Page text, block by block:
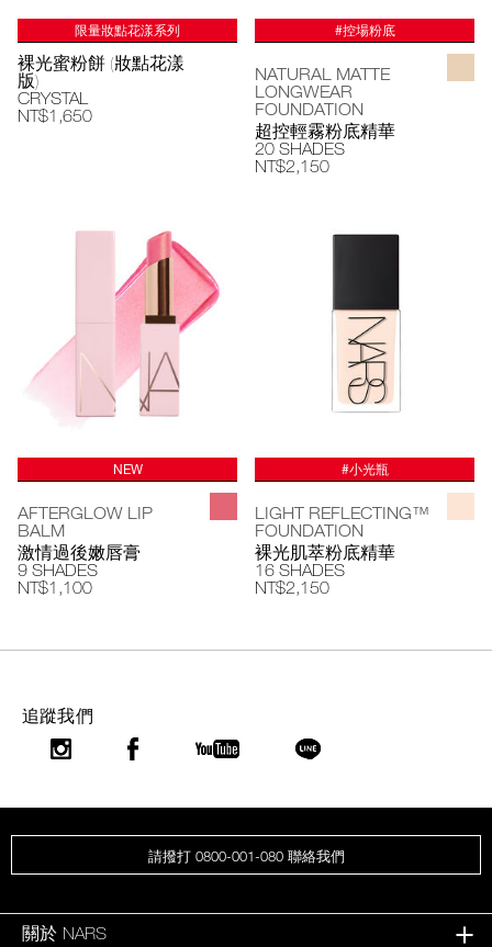
限量妝點花漾系列
裸光蜜粉餅 (妝點花漾
版)
CRYSTAL
NT$1,650
#控場粉底
NATURAL MATTE
LONGWEAR
FOUNDATION
超控輕霧粉底精華
20 SHADES
NT$2,150
NEW
AFTERGLOW LIP
BALM
激情過後嫩唇膏
9 SHADES
NT$1,100
#小光瓶
LIGHT REFLECTING™
FOUNDATION
裸光肌萃粉底精華
16 SHADES
NT$2,150
追蹤我們
請撥打 0800-001-080 聯絡我們
關於 NARS